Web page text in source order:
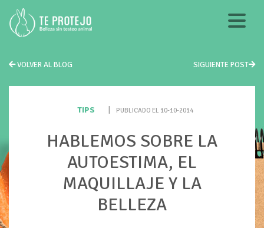
VOLVER AL BLOG SIGUIENTE POST
TIPS PUBLICADO EL 10-10-2014
HABLEMOS SOBRE LA
AUTOESTIMA, EL
MAQUILLAJE Y LA
BELLEZA